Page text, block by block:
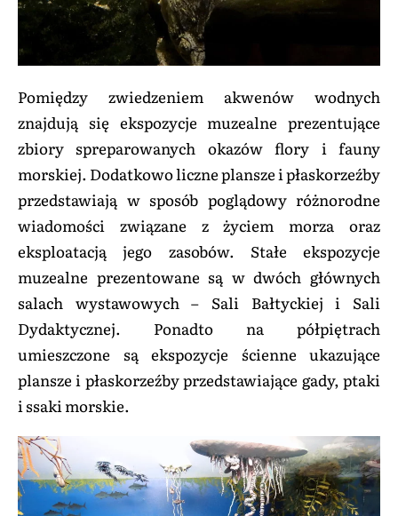
Pomiędzy zwiedzeniem akwenów wodnych
znajdują się ekspozycje muzealne prezentujące
zbiory spreparowanych okazów flory i fauny
morskiej. Dodatkowo liczne plansze i płaskorzeźby
przedstawiają w sposób poglądowy różnorodne
wiadomości związane z życiem morza oraz
eksploatacją jego zasobów. Stałe ekspozycje
muzealne prezentowane są w dwóch głównych
salach wystawowych – Sali Bałtyckiej i Sali
Dydaktycznej. Ponadto na półpiętrach
umieszczone są ekspozycje ścienne ukazujące
plansze i płaskorzeźby przedstawiające gady, ptaki
i ssaki morskie.